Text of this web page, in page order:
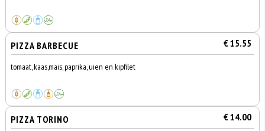
PIZZA BARBECUE € 15.55
tomaat, kaas,mais, paprika, uien en kipfilet
PIZZA TORINO € 14.00